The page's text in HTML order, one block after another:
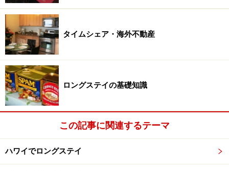
タイムシェア・海外不動産
ロングステイの基礎知識
この記事に関連するテーマ
ハワイでロングステイ